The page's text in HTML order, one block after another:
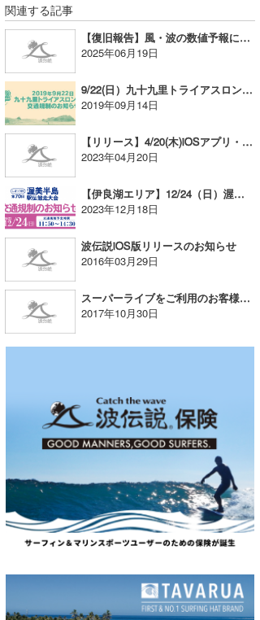
関連する記事
【復旧報告】風・波の数値予報に関する不具合について
2025年06月19日
9/22(日）九十九里トライアスロン2019開催による交通規制のお知らせ
2019年09月14日
【リリース】4/20(木)iOSアプリ・アップデート版
2023年04月20日
【伊良湖エリア】12/24（日）渥美半島駅伝競走大会の交通規制のお知らせ
2023年12月18日
波伝説iOS版リリースのお知らせ
2016年03月29日
スーパーライブをご利用のお客様へお知らせとお詫び
2017年10月30日
CBA Films
熊谷素子
田原啓江
植村未来
NOBUFUKU
大野”MAR”修聖
喜納海人
chan-U
ECE
G◎Da
H
KID
KOBU
KY
MIN
mitz
VAGY
YUKI☆
たっちー